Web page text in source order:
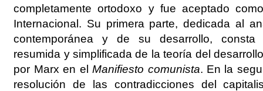
completamente ortodoxo y fue aceptado
Internacional. Su primera parte, dedicada al
contemporánea y de su desarrollo,
resumida y simplificada de la teoría del
por Marx en elManifiesto comunista. En la
resolución de las contradicciones del